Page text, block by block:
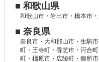
■ 和歌山県
和歌山市・岩出市・橋本市
■ 奈良県
奈良市・大和郡山市・生駒
町・王寺町・香芝市・河合
町・橿原市・広陵町・御所